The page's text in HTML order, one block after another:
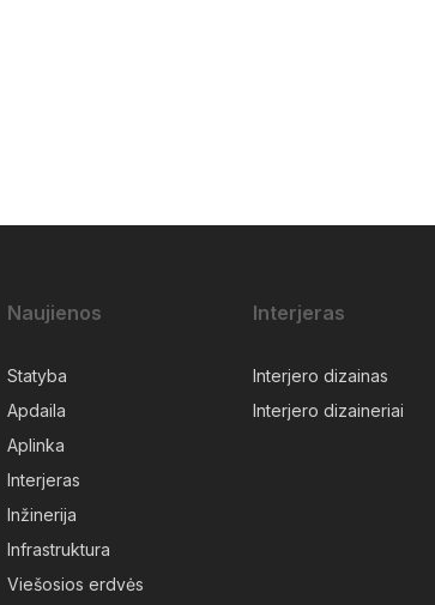
Naujienos
Statyba
Apdaila
Aplinka
Interjeras
Inžinerija
Infrastruktura
Viešosios erdvės
Interjeras
Interjero dizainas
Interjero dizaineriai